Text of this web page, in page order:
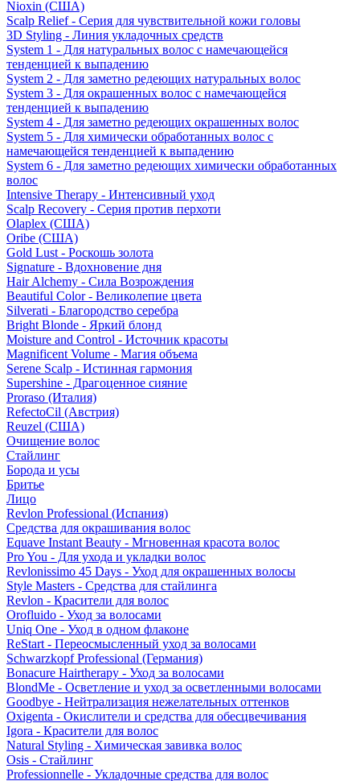
Nioxin (США)
Scalp Relief - Серия для чувствительной кожи головы
3D Styling - Линия укладочных средств
System 1 - Для натуральных волос с намечающейся
тенденцией к выпадению
System 2 - Для заметно редеющих натуральных волос
System 3 - Для окрашенных волос с намечающейся
тенденцией к выпадению
System 4 - Для заметно редеющих окрашенных волос
System 5 - Для химически обработанных волос с
намечающейся тенденцией к выпадению
System 6 - Для заметно редеющих химически обработанных
волос
Intensive Therapy - Интенсивный уход
Scalp Recovery - Серия против перхоти
Olaplex (США)
Oribe (США)
Gold Lust - Роскошь золота
Signature - Вдохновение дня
Hair Alchemy - Сила Возрождения
Beautiful Color - Великолепие цвета
Silverati - Благородство серебра
Bright Blonde - Яркий блонд
Moisture and Control - Источник красоты
Magnificent Volume - Магия объема
Serene Scalp - Истинная гармония
Supershine - Драгоценное сияние
Proraso (Италия)
RefectoCil (Австрия)
Reuzel (США)
Очищение волос
Стайлинг
Борода и усы
Бритье
Лицо
Revlon Professional (Испания)
Средства для окрашивания волос
Equave Instant Beauty - Мгновенная красота волос
Pro You - Для ухода и укладки волос
Revlonissimo 45 Days - Уход для окрашенных волосы
Style Masters - Средства для стайлинга
Revlon - Красители для волос
Orofluido - Уход за волосами
Uniq One - Уход в одном флаконе
ReStart - Переосмысленный уход за волосами
Schwarzkopf Professional (Германия)
Bonacure Hairtherapy - Уход за волосами
BlondMe - Осветление и уход за осветленными волосами
Goodbye - Нейтрализация нежелательных оттенков
Oxigenta - Окислители и средства для обесцвечивания
Igora - Красители для волос
Natural Styling - Химическая завивка волос
Osis - Стайлинг
Professionnelle - Укладочные средства для волос